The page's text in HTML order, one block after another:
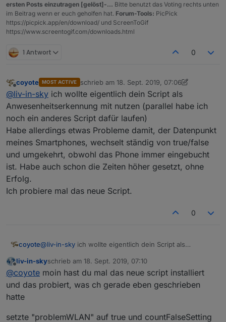
ersten Posts einzutragen [gelöst]-... Bitte benutzt das Voting rechts unten
im Beitrag wenn er euch geholfen hat. Forum-Tools: PicPick
https://picpick.app/en/download/ und ScreenToGif
https://www.screentogif.com/downloads.html
1 Antwort 0
Offline
coyote MOST ACTIVE schrieb am 18. Sept. 2019, 07:06
zuletzt editiert von coyote
@liv-in-sky ich wollte eigentlich dein Script als
Anwesenheitserkennung mit nutzen (parallel habe ich
noch ein anderes Script dafür laufen)
Habe allerdings etwas Probleme damit, der Datenpunkt
meines Smartphones, wechselt ständig von true/false
und umgekehrt, obwohl das Phone immer eingebucht
ist. Habe auch schon die Zeiten höher gesetzt, ohne
Erfolg.
Ich probiere mal das neue Script.
0
coyote@liv-in-sky ich wollte eigentlich dein Script als
noch ein anderes Script dafür laufen)
Habe allerdings etwas Probleme damit, der Datenpunkt
meines Smartphones, wechselt ständig von true/false
und umgekehrt, obwohl das Phone immer eingebucht
Offline
liv-in-skyschrieb am 18. Sept. 2019, 07:10
zuletzt editiert von
@coyote moin hast du mal das neue script installiert
und das probiert, was ch gerade eben geschrieben
hatte
setzte "problemWLAN" auf true und countFalseSetting